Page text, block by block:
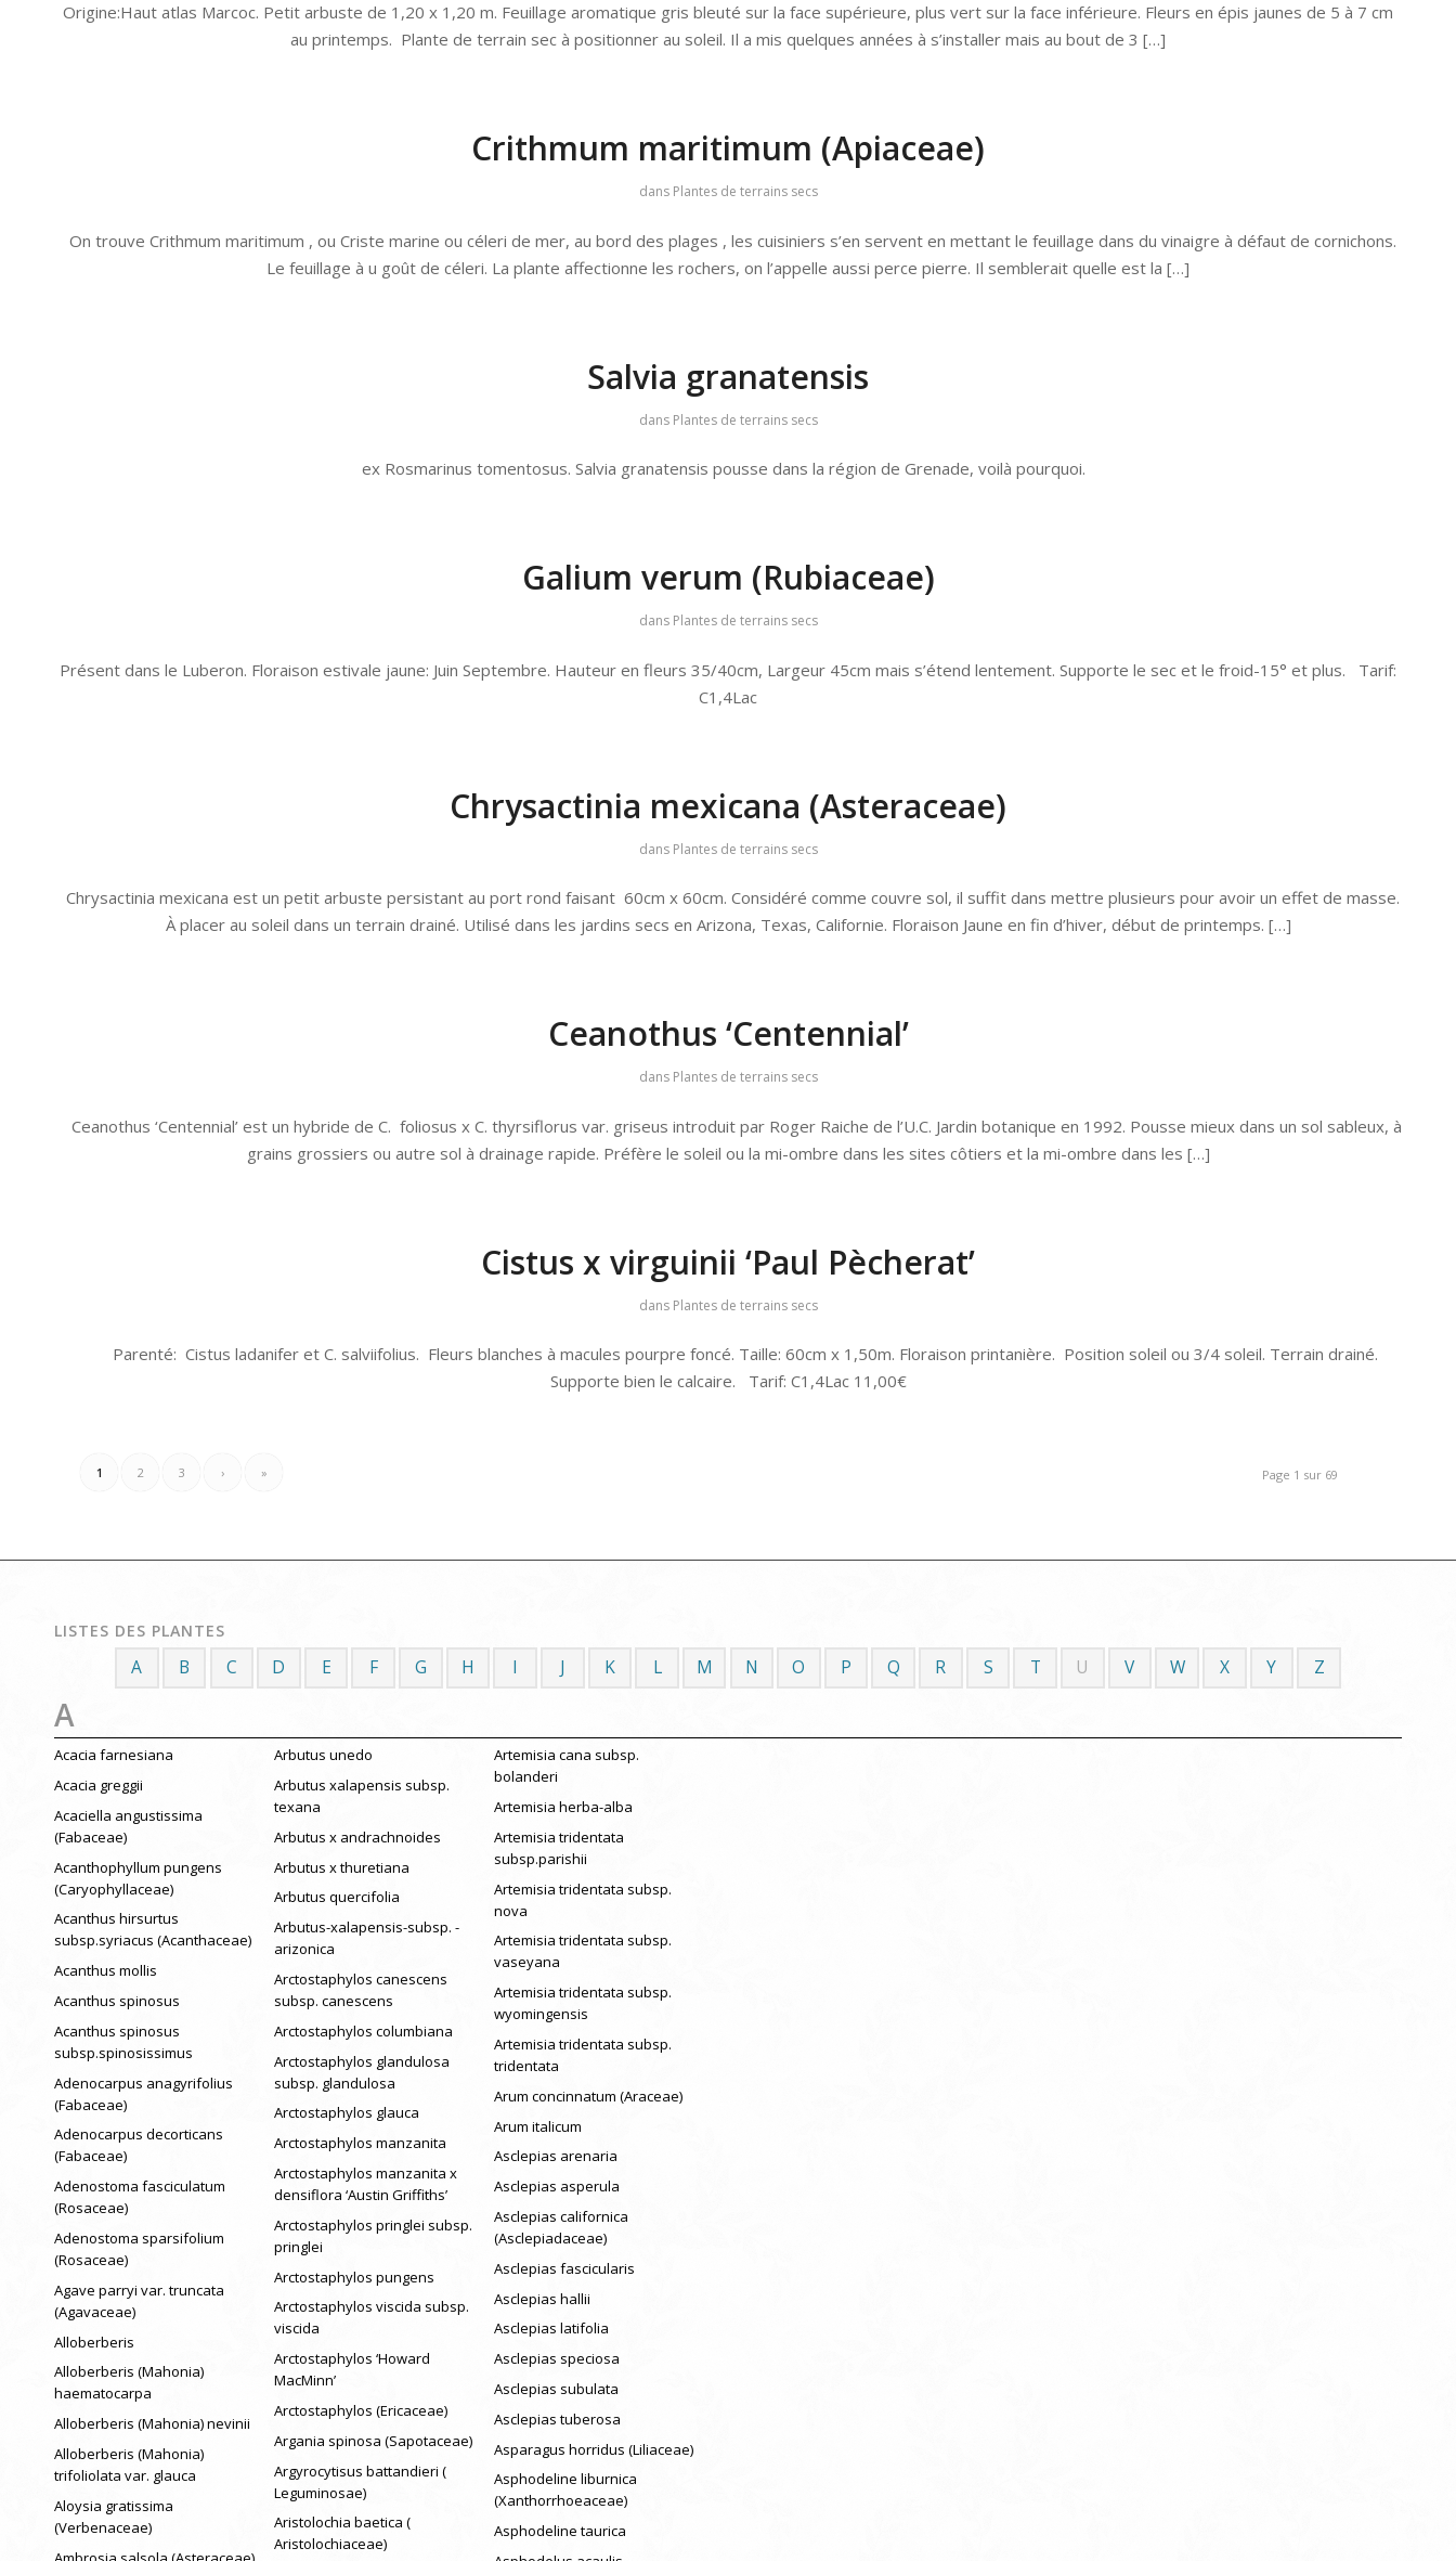
Origine:Haut atlas Marcoc. Petit arbuste de 1,20 x 1,20 m. Feuillage aromatique gris bleuté sur la face supérieure, plus vert sur la face inférieure. Fleurs en épis jaunes de 5 à 7 cm
au printemps. Plante de terrain sec à positionner au soleil. Il a mis quelques années à s’installer mais au bout de 3 […]
Crithmum maritimum (Apiaceae)
dans Plantes de terrains secs
On trouve Crithmum maritimum , ou Criste marine ou céleri de mer, au bord des plages , les cuisiniers s’en servent en mettant le feuillage dans du vinaigre à défaut de cornichons.
Le feuillage à u goût de céleri. La plante affectionne les rochers, on l’appelle aussi perce pierre. Il semblerait quelle est la […]
Salvia granatensis
dans Plantes de terrains secs
ex Rosmarinus tomentosus. Salvia granatensis pousse dans la région de Grenade, voilà pourquoi.
Galium verum (Rubiaceae)
dans Plantes de terrains secs
Présent dans le Luberon. Floraison estivale jaune: Juin Septembre. Hauteur en fleurs 35/40cm, Largeur 45cm mais s’étend lentement. Supporte le sec et le froid-15° et plus. Tarif:
C1,4Lac
Chrysactinia mexicana (Asteraceae)
dans Plantes de terrains secs
Chrysactinia mexicana est un petit arbuste persistant au port rond faisant 60cm x 60cm. Considéré comme couvre sol, il suffit dans mettre plusieurs pour avoir un effet de masse.
À placer au soleil dans un terrain drainé. Utilisé dans les jardins secs en Arizona, Texas, Californie. Floraison Jaune en fin d’hiver, début de printemps. […]
Ceanothus ‘Centennial’
dans Plantes de terrains secs
Ceanothus ‘Centennial’ est un hybride de C. foliosus x C. thyrsiflorus var. griseus introduit par Roger Raiche de l’U.C. Jardin botanique en 1992. Pousse mieux dans un sol sableux, à
grains grossiers ou autre sol à drainage rapide. Préfère le soleil ou la mi-ombre dans les sites côtiers et la mi-ombre dans les […]
Cistus x virguinii ‘Paul Pècherat’
dans Plantes de terrains secs
Parenté: Cistus ladanifer et C. salviifolius. Fleurs blanches à macules pourpre foncé. Taille: 60cm x 1,50m. Floraison printanière. Position soleil ou 3/4 soleil. Terrain drainé.
Supporte bien le calcaire. Tarif: C1,4Lac 11,00€
Page 1 sur 69
1 2 3 › »
LISTES DES PLANTES
A B C D E F G H I J K L M N O P Q R S T U V W X Y Z
A
Acacia farnesiana
Acacia greggii
Acaciella angustissima
(Fabaceae)
Acanthophyllum pungens
(Caryophyllaceae)
Acanthus hirsurtus
subsp.syriacus (Acanthaceae)
Acanthus mollis
Acanthus spinosus
Acanthus spinosus
subsp.spinosissimus
Adenocarpus anagyrifolius
(Fabaceae)
Adenocarpus decorticans
(Fabaceae)
Adenostoma fasciculatum
(Rosaceae)
Adenostoma sparsifolium
(Rosaceae)
Agave parryi var. truncata
(Agavaceae)
Alloberberis
Alloberberis (Mahonia)
haematocarpa
Alloberberis (Mahonia) nevinii
Alloberberis (Mahonia)
trifoliolata var. glauca
Aloysia gratissima
(Verbenaceae)
Arbutus unedo
Arbutus xalapensis subsp.
texana
Arbutus x andrachnoides
Arbutus x thuretiana
Arbutus quercifolia
Arbutus-xalapensis-subsp. -
arizonica
Arctostaphylos canescens
subsp. canescens
Arctostaphylos columbiana
Arctostaphylos glandulosa
subsp. glandulosa
Arctostaphylos glauca
Arctostaphylos manzanita
Arctostaphylos manzanita x
densiflora ‘Austin Griffiths’
Arctostaphylos pringlei subsp.
pringlei
Arctostaphylos pungens
Arctostaphylos viscida subsp.
viscida
Arctostaphylos ‘Howard
MacMinn’
Arctostaphylos (Ericaceae)
Argania spinosa (Sapotaceae)
Argyrocytisus battandieri (
Leguminosae)
Aristolochia baetica (
Aristolochiaceae)
Artemisia cana subsp.
bolanderi
Artemisia herba-alba
Artemisia tridentata
subsp.parishii
Artemisia tridentata subsp.
nova
Artemisia tridentata subsp.
vaseyana
Artemisia tridentata subsp.
wyomingensis
Artemisia tridentata subsp.
tridentata
Arum concinnatum (Araceae)
Arum italicum
Asclepias arenaria
Asclepias asperula
Asclepias californica
(Asclepiadaceae)
Asclepias fascicularis
Asclepias hallii
Asclepias latifolia
Asclepias speciosa
Asclepias subulata
Asclepias tuberosa
Asparagus horridus (Liliaceae)
Asphodeline liburnica
(Xanthorrhoeaceae)
Asphodeline taurica